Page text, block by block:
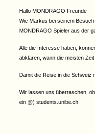
Hallo MONDRAGO Freunde
Wie Markus bei seinem
MONDRAGO Spieler aus der
Alle die Interesse haben,
abklären, wann die meisten Zeit
Damit die Reise in die Schweiz
Wir lassen uns überraschen,
ein @) students.unibe.ch